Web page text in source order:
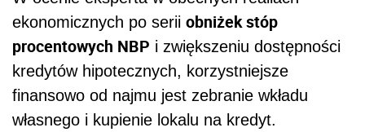
ekonomicznych po serii obniżek stóp
procentowych NBP i zwiększeniu dostępności
kredytów hipotecznych, korzystniejsze
finansowo od najmu jest zebranie wkładu
własnego i kupienie lokalu na kredyt.